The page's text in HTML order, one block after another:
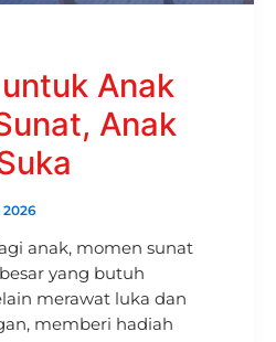
Anak
Anak
2026
anak, momen sunat
yang butuh
merawat luka dan
memberi hadiah